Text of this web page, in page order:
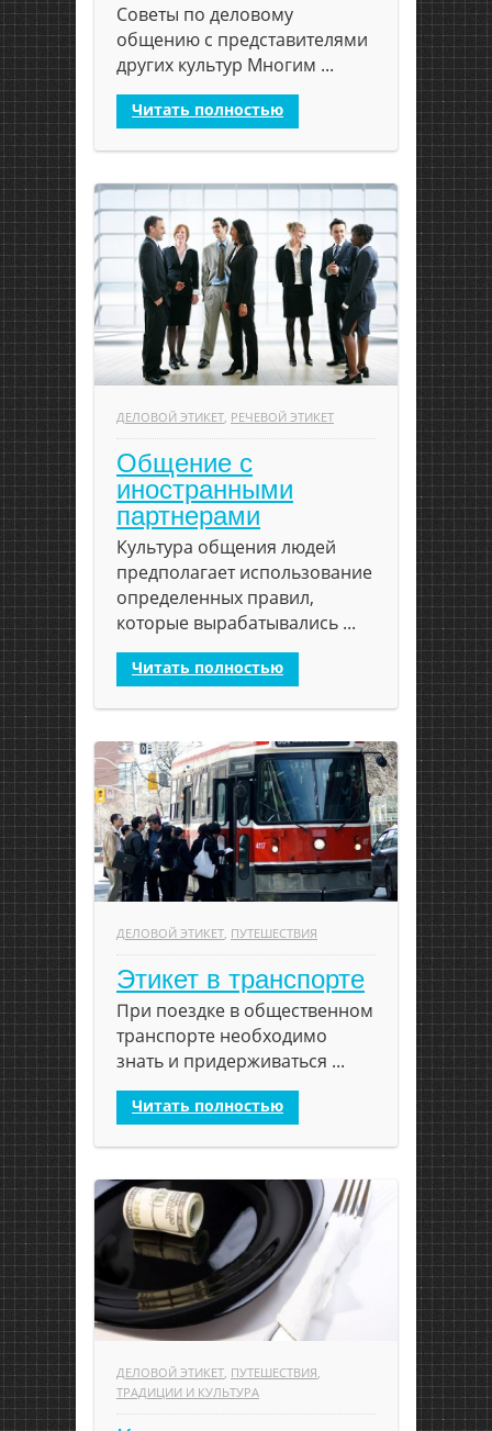
Советы по деловому
общению с представителями
других культур Многим ...
Читать полностью
ДЕЛОВОЙ ЭТИКЕТ РЕЧЕВОЙ ЭТИКЕТ
Общение с
иностранными
партнерами
Культура общения людей
предполагает использование
определенных правил,
которые вырабатывались ...
Читать полностью
ДЕЛОВОЙ ЭТИКЕТ, ПУТЕШЕСТВИЯ
Этикет в транспорте
При поездке в общественном
транспорте необходимо
знать и придерживаться ...
Читать полностью
ДЕЛОВОЙ ЭТИКЕТ ПУТЕШЕСТВИЯ
ТРАДИЦИИ И КУЛЬТУРА